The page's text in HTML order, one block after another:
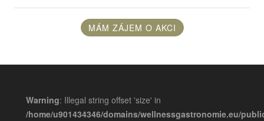
MÁM ZÁJEM O AKCI
Warning: Illegal string offset 'size' in
/home/u901434346/domains/wellnessgastronomie.eu/